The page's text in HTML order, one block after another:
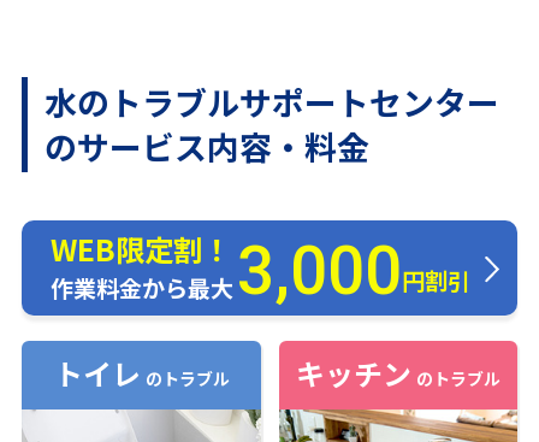
水のトラブルサポートセンター
のサービス内容・料金
WEB限定割！
作業料金から最大3,000円割引
トイレ のトラブル キッチン のトラブル